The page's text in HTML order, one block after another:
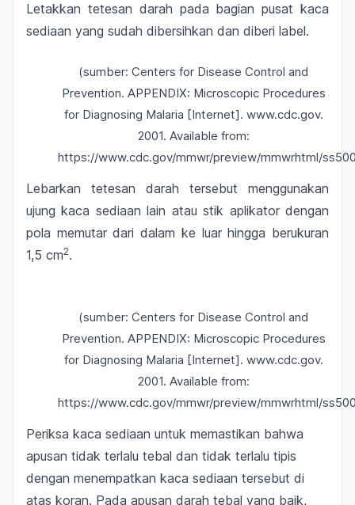
Letakkan tetesan darah pada bagian pusat kaca
sediaan yang sudah dibersihkan dan diberi label.
(sumber: Centers for Disease Control and
Prevention. APPENDIX: Microscopic Procedures
for Diagnosing Malaria [Internet]. www.cdc.gov.
2001. Available from:
https://www.cdc.gov/mmwr/preview/mmwrhtml/
Lebarkan tetesan darah tersebut menggunakan
ujung kaca sediaan lain atau stik aplikator dengan
pola memutar dari dalam ke luar hingga berukuran
1,5 cm2.
(sumber: Centers for Disease Control and
Prevention. APPENDIX: Microscopic Procedures
for Diagnosing Malaria [Internet]. www.cdc.gov.
2001. Available from:
https://www.cdc.gov/mmwr/preview/mmwrhtml/
Periksa kaca sediaan untuk memastikan bahwa
apusan tidak terlalu tebal dan tidak terlalu tipis
dengan menempatkan kaca sediaan tersebut di
atas koran. Pada apusan darah tebal yang baik,